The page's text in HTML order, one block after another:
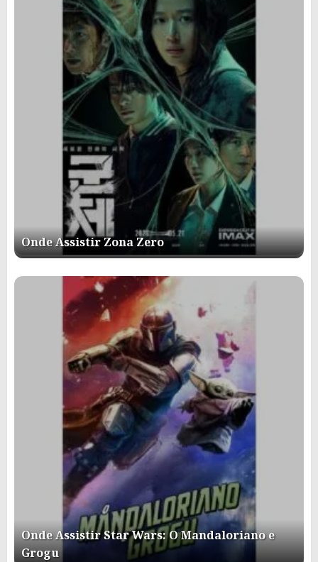
Onde Assistir Zona Zero
Onde Assistir Star Wars: O Mandaloriano e
Grogu